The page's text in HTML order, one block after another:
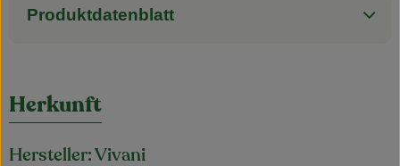
Produktdatenblatt
Herkunft
Hersteller: Vivani